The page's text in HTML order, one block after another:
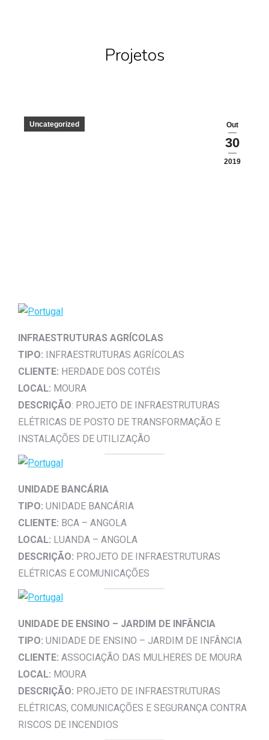
Projetos
Out
30
2019
Uncategorized
INFRAESTRUTURAS AGRÍCOLAS
TIPO: INFRAESTRUTURAS AGRÍCOLAS
CLIENTE: HERDADE DOS COTÉIS
LOCAL: MOURA
DESCRIÇÃO: PROJETO DE INFRAESTRUTURAS
ELÉTRICAS DE POSTO DE TRANSFORMAÇÃO E
INSTALAÇÕES DE UTILIZAÇÃO
UNIDADE BANCÁRIA
TIPO: UNIDADE BANCÁRIA
CLIENTE: BCA – ANGOLA
LOCAL: LUANDA – ANGOLA
DESCRIÇÃO: PROJETO DE INFRAESTRUTURAS
ELÉTRICAS E COMUNICAÇÕES
UNIDADE DE ENSINO – JARDIM DE INFÂNCIA
TIPO: UNIDADE DE ENSINO – JARDIM DE INFÂNCIA
CLIENTE: ASSOCIAÇÃO DAS MULHERES DE MOURA
LOCAL: MOURA
DESCRIÇÃO: PROJETO DE INFRAESTRUTURAS
ELÉTRICAS, COMUNICAÇÕES E SEGURANÇA CONTRA
RISCOS DE INCENDIOS